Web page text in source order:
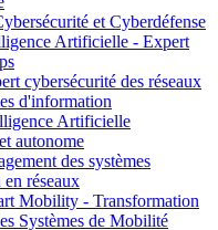
et Cyberdéfense
Artificielle - Expert
cybersécurité des réseaux
d'information
Artificielle
autonome
des systèmes
réseaux
Mobility - Transformation
Systèmes de Mobilité